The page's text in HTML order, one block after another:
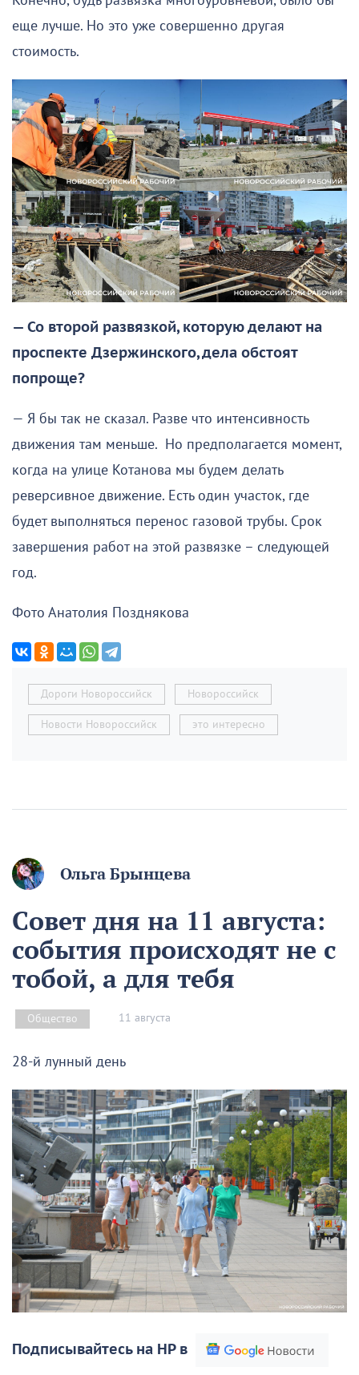
еще лучше. Но это уже совершенно другая
стоимость.
— Со второй развязкой, которую делают на
проспекте Дзержинского, дела обстоят
попроще?
— Я бы так не сказал. Разве что интенсивность
движения там меньше. Но предполагается момент,
когда на улице Котанова мы будем делать
реверсивное движение. Есть один участок, где
будет выполняться перенос газовой трубы. Срок
завершения работ на этой развязке – следующей
год.
Фото Анатолия Позднякова
Дороги Новороссийск Новороссийск
Новости Новороссийск это интересно
Ольга Брынцева
Совет дня на 11 августа:
события происходят не с
тобой, а для тебя
Общество 11 августа
28-й лунный день
Подписывайтесь на НР в